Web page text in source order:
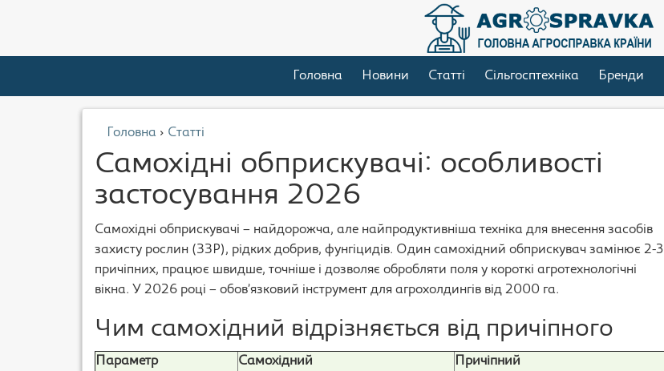
Головна Новини Статті Сільгосптехніка Бренди
Головна › Статті
Самохідні обприскувачі: особливості
застосування 2026
Самохідні обприскувачі – найдорожча, але найпродуктивніша техніка для внесення засобів
захисту рослин (ЗЗР), рідких добрив, фунгіцидів. Один самохідний обприскувач замінює 2-3
причіпних, працює швидше, точніше і дозволяє обробляти поля у короткі агротехнологічні
вікна. У 2026 році – обов’язковий інструмент для агрохолдингів від 2000 га.
Чим самохідний відрізняється від причіпного
Параметр Самохідний
Причіпний